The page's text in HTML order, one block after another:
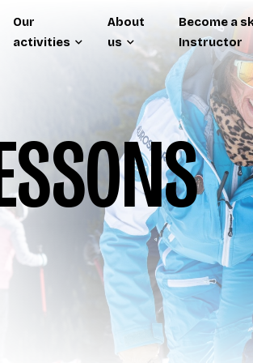
Our
activities
About
us
Become a
Instructor